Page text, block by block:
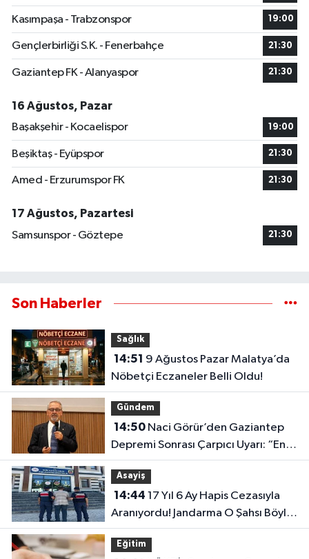
Kasımpaşa - Trabzonspor 19:00
Gençlerbirliği S.K. - Fenerbahçe 21:30
Gaziantep FK - Alanyaspor 21:30
16 Ağustos, Pazar
Başakşehir - Kocaelispor
19:00
Beşiktaş - Eyüpspor 21:30
Amed - Erzurumspor FK 21:30
17 Ağustos, Pazartesi
Samsunspor - Göztepe
21:30
Son Haberler
Sağlık
14:51
Nöbetçi Eczaneler Belli Oldu!
Gündem
14:50Naci Görür’den Gaziantep
Depremi Sonrası Çarpıcı Uyarı: “En
kesin Çözüm Bu”
Asayiş
14:44
Aranıyordu! Jandarma O Şahsı Böyle
Yakaladı
Eğitim